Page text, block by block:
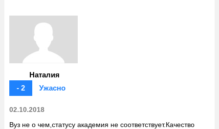
Наталия
- 2
Ужасно
02.10.2018
Вуз не о чем,статусу академия не соответствует.Качество